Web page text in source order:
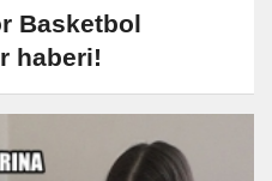
Basketbol
haberi!